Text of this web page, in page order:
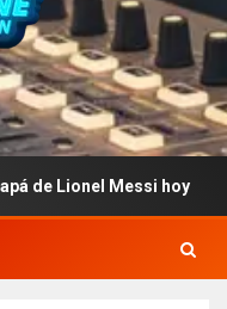
Messi hoy